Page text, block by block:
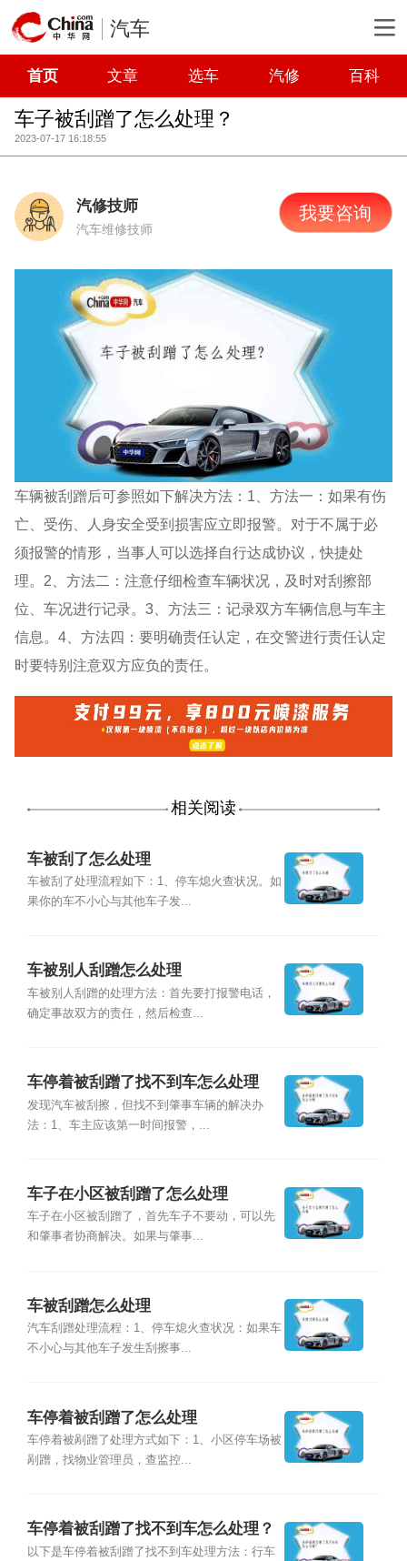
汽车
首页 文章 选车 汽修 百科
车子被刮蹭了怎么处理？
2023-07-17 16:18:55
汽修技师
汽车维修技师
我要咨询
车辆被刮蹭后可参照如下解决方法：1、方法一：如果有伤
亡、受伤、人身安全受到损害应立即报警。对于不属于必
须报警的情形，当事人可以选择自行达成协议，快捷处
理。2、方法二：注意仔细检查车辆状况，及时对刮擦部
位、车况进行记录。3、方法三：记录双方车辆信息与车主
信息。4、方法四：要明确责任认定，在交警进行责任认定
时要特别注意双方应负的责任。
相关阅读
车被刮了怎么处理
车被刮了处理流程如下：1、停车熄火查状况。如
果你的车不小心与其他车子发...
车被别人刮蹭怎么处理
车被别人刮蹭的处理方法：首先要打报警电话，
确定事故双方的责任，然后检查...
车停着被刮蹭了找不到车怎么处理
发现汽车被刮擦，但找不到肇事车辆的解决办
法：1、车主应该第一时间报警，...
车子在小区被刮蹭了怎么处理
车子在小区被刮蹭了，首先车子不要动，可以先
和肇事者协商解决。如果与肇事...
车被刮蹭怎么处理
汽车刮蹭处理流程：1、停车熄火查状况：如果车
不小心与其他车子发生刮擦事...
车停着被刮蹭了怎么处理
车停着被剐蹭了处理方式如下：1、小区停车场被
剐蹭，找物业管理员，查监控...
车停着被刮蹭了找不到车怎么处理？
以下是车停着被刮蹭了找不到车处理方法：行车